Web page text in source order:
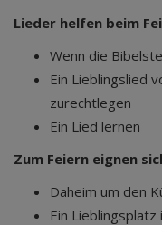
Lieder helfen beim
Wenn die
Ein Lieblingslied
zurechtlegen
Ein Lied lernen
Zum Feiern eignen
Daheim um den
Ein